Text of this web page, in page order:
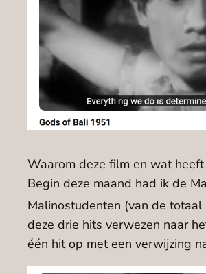
Waarom deze film en wat
Begin deze maand had ik de
Malinostudenten (van de
deze drie hits verwezen naar
één hit op met een verwijzing